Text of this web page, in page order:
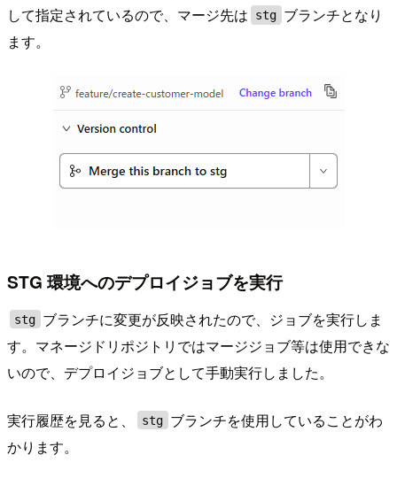
して指定されているので、マージ先は
stg ブランチとなり
ます。
STG 環境へのデプロイジョブを実行
stg ブランチに変更が反映されたので、ジョブを実行しま
す。マネージドリポジトリではマージジョブ等は使用できな
いので、デプロイジョブとして手動実行しました。
実行履歴を見ると、 stg ブランチを使用していることがわ
かります。